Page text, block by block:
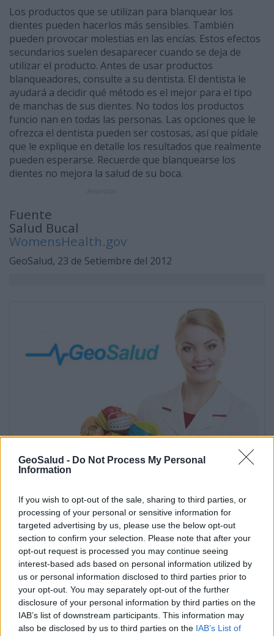
GeoSalud - Do Not Process My Personal
Information
If you wish to opt-out of the sale, sharing to third parties, or
processing of your personal or sensitive information for
targeted advertising by us, please use the below opt-out
section to confirm your selection. Please note that after your
opt-out request is processed you may continue seeing
interest-based ads based on personal information utilized by
us or personal information disclosed to third parties prior to
your opt-out. You may separately opt-out of the further
disclosure of your personal information by third parties on the
IAB’s list of downstream participants. This information may
also be disclosed by us to third parties on the IAB’s List of
Los productos que se utilizan para blanquear los
dientes pueden hacerlos más sensibles. También
pueden provocar molestias en las encías. Estos efectos
secundarios suelen desaparecer cuando se deja de
utilizar el producto. Antes de usar productos
blanqueadores, consulte a su dentista. El dentista le
ayudará a decidir qué método es el mejor para el tipo
de manchas de sus dientes. No todos los productos
funcio­ nan en todas las personas. Las opciones que le
ofrezca el dentista pueden ser costosas, así que pídale
que le explique en detalle los resultados que realmente
pueden esperarse. Recuerde que blan­quearse los
dientes no mejora la salud de su boca.
Fuente
Salud Bucal
WomensHealth.gov
GeoSalud, 23 de Setiembre del 2012
Suscríbete al boletín